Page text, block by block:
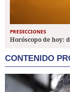
PREDICCIONES
Horóscopo de hoy:
CONTENIDO